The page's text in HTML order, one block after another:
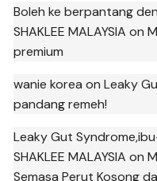
Boleh ke berpantang
SHAKLEE MALAYSIA on
premium
wanie korea onLeaky
pandang remeh!
Leaky Gut
SHAKLEE MALAYSIA on
Semasa Perut Kosong